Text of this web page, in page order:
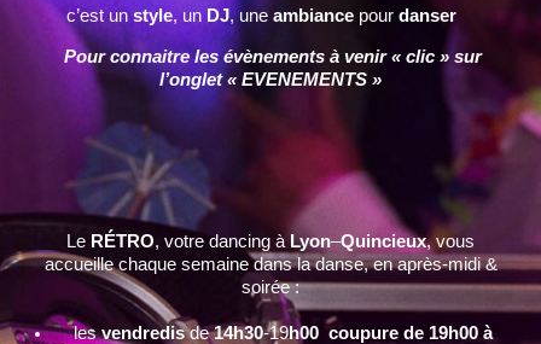
c’est unstyle, un DJ, une ambiancepour danser
Pour connaitre les évènements à venir « clic » sur
l’onglet « EVENEMENTS »
Le RÉTRO, votre dancing àLyon–Quincieux, vous
accueille chaque semaine dans la danse, en après-midi &
soirée :
lesvendredisde14h30-19h00 coupure de 19h00 à